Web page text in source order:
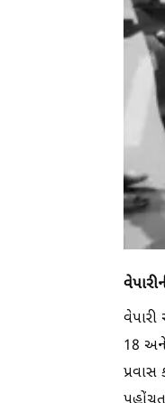
18 અને
પ્રવાસ